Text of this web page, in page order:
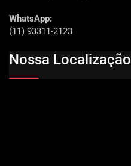
WhatsApp:
(11) 93311-2123
Nossa Localização